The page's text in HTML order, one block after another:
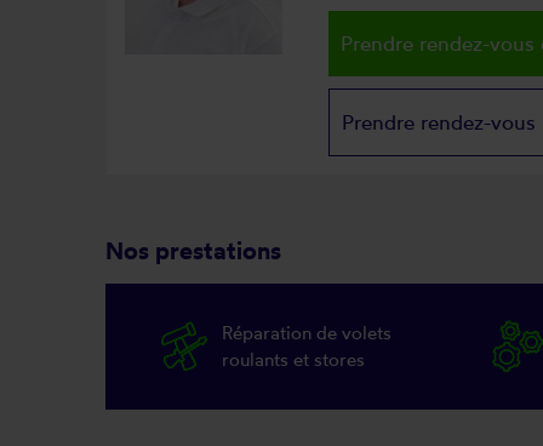
Prendre rendez-vous
Prendre rendez-vous
Nos prestations
Réparation de volets
roulants et stores